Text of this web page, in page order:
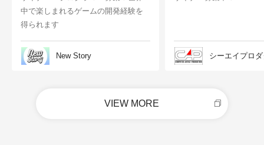
中で楽しまれるゲームの開発経験を
得られます
New Story シーエイプロ
VIEW MORE